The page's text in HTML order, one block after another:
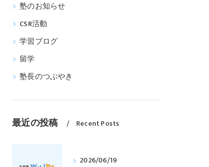
塾のお知らせ
CSR活動
学習ブログ
留学
塾長のつぶやき
最近の投稿 Recent Posts
2026/06/19